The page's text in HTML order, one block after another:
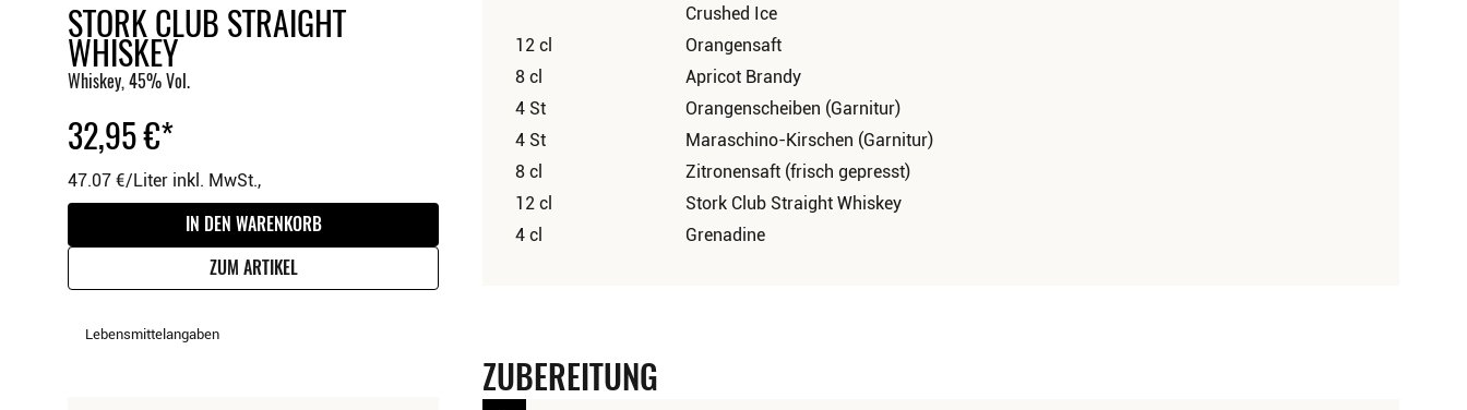
STORK CLUB STRAIGHT
WHISKEY
Whiskey, 45% Vol.
32,95€
47.07 €/Liter inkl. MwSt.,
IN DEN WARENKORB
ZUM ARTIKEL
Lebensmittelangaben
Crushed Ice
12 cl
Orangensaft
8 cl
Apricot Brandy
4 St
Orangenscheiben (Garnitur)
4 St
Maraschino-Kirschen (Garnitur)
8 cl
Zitronensaft (frisch gepresst)
12 cl
Stork Club Straight Whiskey
4 cl
Grenadine
ZUBEREITUNG